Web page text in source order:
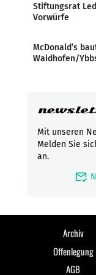
Stiftungsrat
Vorwürfe
McDonald’s
Waidhofen/
Mit unseren
Melden Sie
an.
mark_email_read
Archiv
Offenlegung
AGB